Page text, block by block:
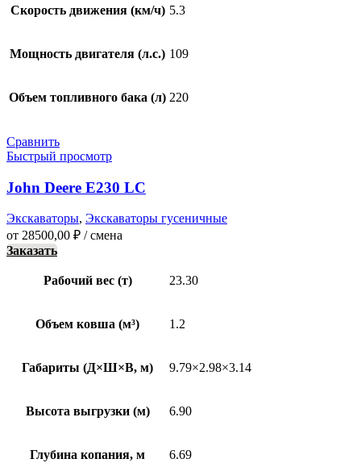
Скорость движения (км/ч) 5.3
Мощность двигателя (л.с.) 109
Объем топливного бака (л) 220
Сравнить
Быстрый просмотр
John Deere E230 LC
Экскаваторы, Экскаваторы гусеничные
от 28500,00 ₽ / смена
Заказать
Рабочий вес (т) 23.30
Объем ковша (м³) 1.2
Габариты (Д×Ш×В, м) 9.79×2.98×3.14
Высота выгрузки (м) 6.90
Глубина копания, м 6.69